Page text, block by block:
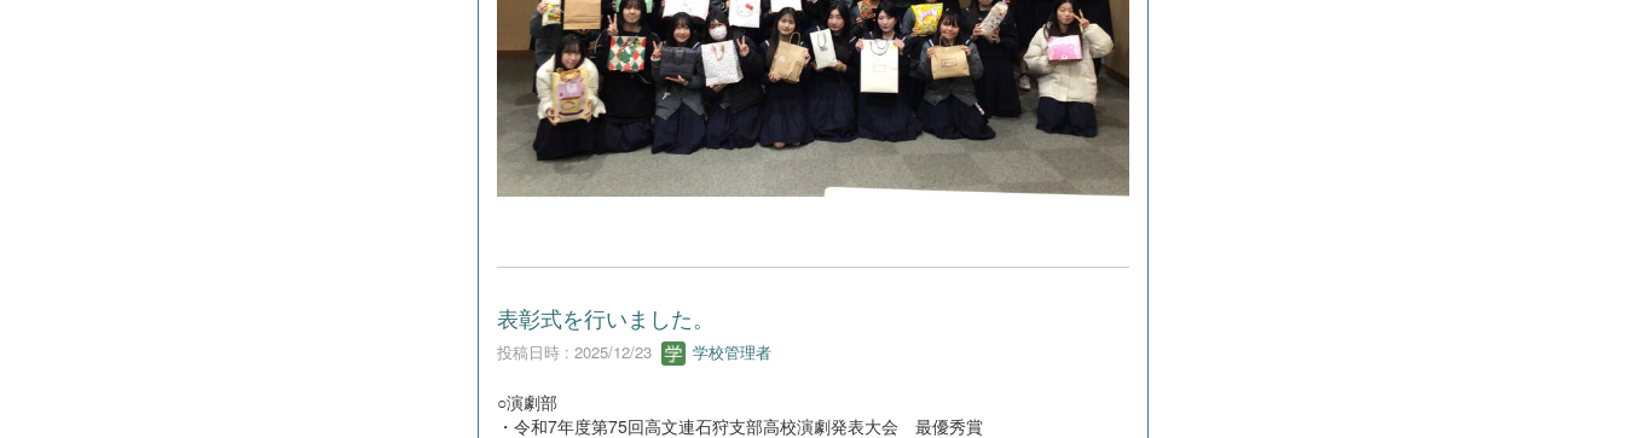
表彰式を行いました。
投稿日時 : 2025/12/23 学校管理者
○演劇部
・令和7年度第75回高文連石狩支部高校演劇発表大会 最優秀賞